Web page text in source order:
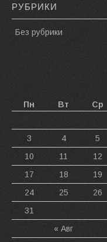
РУБРИКИ
Без рубрики
Пн
Вт Ср
« Авг
3
4 5
10
11 12
17
18 19
24
25 26
31